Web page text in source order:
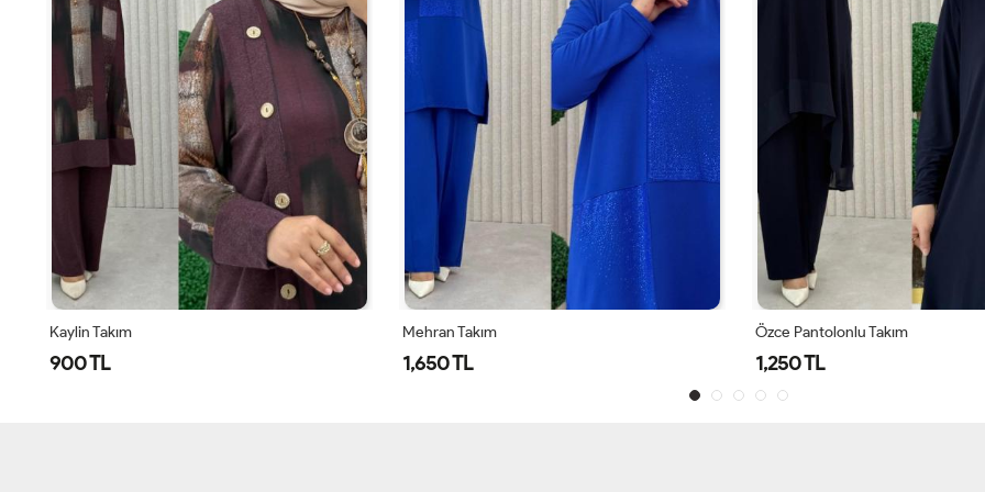
Kaylin Takım
900 TL
Mehran Takım
1,650 TL
Özce Pantolonlu Takım
1,250 TL